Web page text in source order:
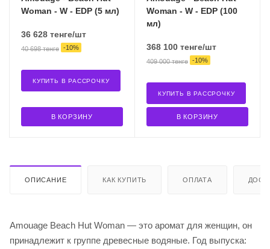
Woman - W - EDP (5 мл)
36 628 тенге/шт
40 698тенге -10%
В КОРЗИНУ
КУПИТЬ В РАССРОЧКУ
Woman - W - EDP (100
мл)
368 100 тенге/шт
409 000тенге -10%
В КОРЗИНУ
КУПИТЬ В РАССРОЧКУ
ОПИСАНИЕ КАК КУПИТЬ ОПЛАТА
Amouage Beach Hut Woman — это аромат для женщин, он
принадлежит к группе древесные водяные. Год выпуска: